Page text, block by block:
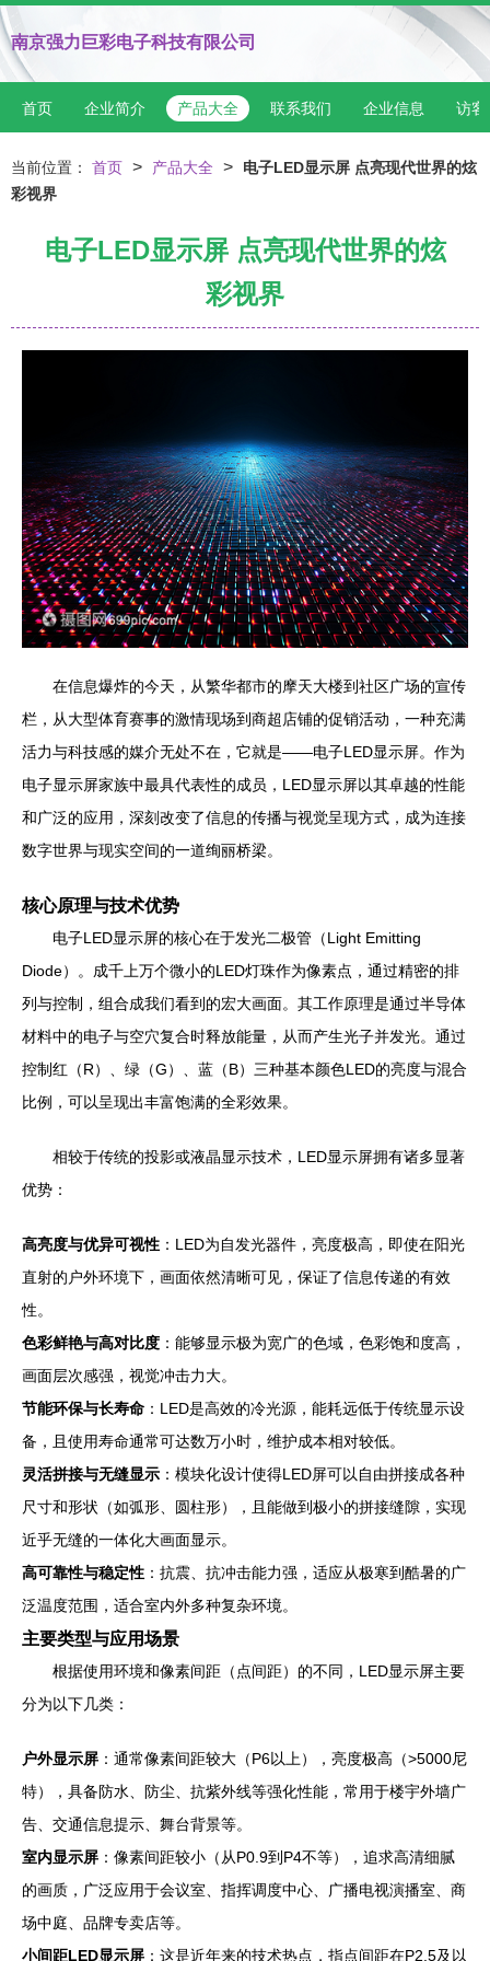
南京强力巨彩电子科技有限公司
首页 企业简介 产品大全 联系我们 企业信息 访客
当前位置： 首页 > 产品大全 >
电子LED显示屏 点亮现代世界的炫
彩视界
电子LED显示屏 点亮现代世界的炫
彩视界
在信息爆炸的今天，从繁华都市的摩天大楼到社区广场的宣传
栏，从大型体育赛事的激情现场到商超店铺的促销活动，一种充满
活力与科技感的媒介无处不在，它就是——电子LED显示屏。作为
电子显示屏家族中最具代表性的成员，LED显示屏以其卓越的性能
和广泛的应用，深刻改变了信息的传播与视觉呈现方式，成为连接
数字世界与现实空间的一道绚丽桥梁。
核心原理与技术优势
电子LED显示屏的核心在于发光二极管（Light Emitting
Diode）。成千上万个微小的LED灯珠作为像素点，通过精密的排
列与控制，组合成我们看到的宏大画面。其工作原理是通过半导体
材料中的电子与空穴复合时释放能量，从而产生光子并发光。通过
控制红（R）、绿（G）、蓝（B）三种基本颜色LED的亮度与混合
比例，可以呈现出丰富饱满的全彩效果。
相较于传统的投影或液晶显示技术，LED显示屏拥有诸多显著
优势：
高亮度与优异可视性 ：LED为自发光器件，亮度极高，即使在阳光
直射的户外环境下，画面依然清晰可见，保证了信息传递的有效
性。
色彩鲜艳与高对比度 ：能够显示极为宽广的色域，色彩饱和度高，
画面层次感强，视觉冲击力大。
节能环保与长寿命 ：LED是高效的冷光源，能耗远低于传统显示设
备，且使用寿命通常可达数万小时，维护成本相对较低。
灵活拼接与无缝显示 ：模块化设计使得LED屏可以自由拼接成各种
尺寸和形状（如弧形、圆柱形），且能做到极小的拼接缝隙，实现
近乎无缝的一体化大画面显示。
高可靠性与稳定性 ：抗震、抗冲击能力强，适应从极寒到酷暑的广
泛温度范围，适合室内外多种复杂环境。
主要类型与应用场景
根据使用环境和像素间距（点间距）的不同，LED显示屏主要
分为以下几类：
户外显示屏 ：通常像素间距较大（P6以上），亮度极高（>5000尼
特），具备防水、防尘、抗紫外线等强化性能，常用于楼宇外墙广
告、交通信息提示、舞台背景等。
室内显示屏 ：像素间距较小（从P0.9到P4不等），追求高清细腻
的画质，广泛应用于会议室、指挥调度中心、广播电视演播室、商
场中庭、品牌专卖店等。
小间距LED显示屏 ：这是近年来的技术热点，指点间距在P2.5及以